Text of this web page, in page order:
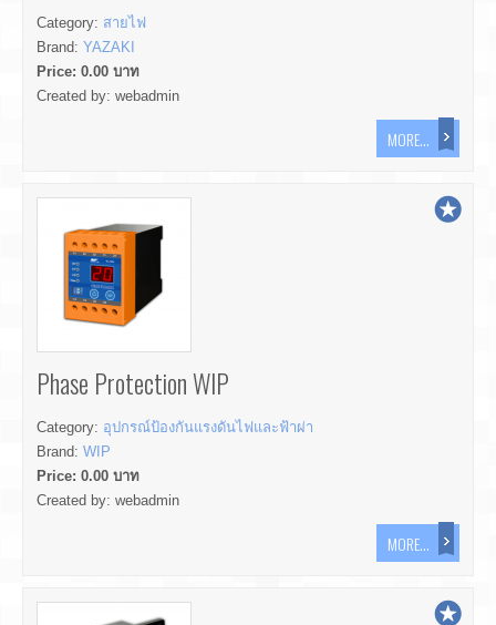
Category: สายไฟ
Brand: YAZAKI
Price: 0.00 บาท
Created by: webadmin
MORE...
Phase Protection WIP
Category: อุปกรณ์ป้องกันแรงดันไฟและฟ้าผ่า
Brand: WIP
Price: 0.00 บาท
Created by: webadmin
MORE...